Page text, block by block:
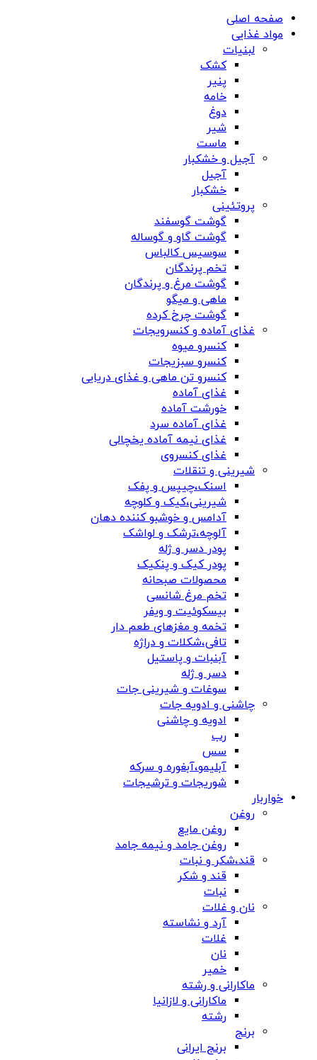
صفحه اصلی
مواد غذایی
لبنیات
کشک
پنیر
خامه
دوغ
شیر
ماست
آجیل و خشکبار
آجیل
خشکبار
پروتئینی
گوشت گوسفند
گوشت گاو و گوساله
سوسیس کالباس
تخم پرندگان
گوشت مرغ و پرندگان
ماهی و میگو
گوشت چرخ کرده
غذای آماده و کنسرویجات
کنسرو میوه
کنسرو سبزیجات
کنسرو تن ماهی و غذای دریایی
غذای آماده
خورشت آماده
غذای آماده سرد
غذای نیمه آماده یخچالی
غذای کنسروی
شیرینی و تنقلات
اسنک،چیپس و پفک
شیرینی،کیک و کلوچه
آدامس و خوشبو کننده دهان
آلوچه،ترشک و لواشک
پودر دسر و ژله
پودر کیک و پنکیک
محصولات صبحانه
تخم مرغ شانسی
بیسکوئیت و ویفر
تخمه و مغزهای طعم دار
تافی،شکلات و دراژه
آبنبات و پاستیل
دسر و ژله
سوغات و شیرینی جات
چاشنی و ادویه جات
ادویه و چاشنی
رب
سس
آبلیمو،آبغوره و سرکه
شوریجات و ترشیجات
خواربار
روغن
روغن مایع
روغن جامد و نیمه جامد
قند،شکر و نبات
قند و شکر
نبات
نان و غلات
آرد و نشاسته
غلات
نان
خمیر
ماکارانی و رشته
ماکارانی و لازانیا
رشته
برنج
برنج ایرانی